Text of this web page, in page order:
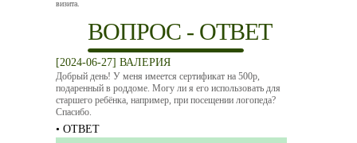
визита.
ВОПРОС - ОТВЕТ
[2024-06-27] ВАЛЕРИЯ
Добрый день! У меня имеется сертификат на 500р,
подаренный в роддоме. Могу ли я его использовать для
старшего ребёнка, например, при посещении логопеда?
Спасибо.
• ОТВЕТ